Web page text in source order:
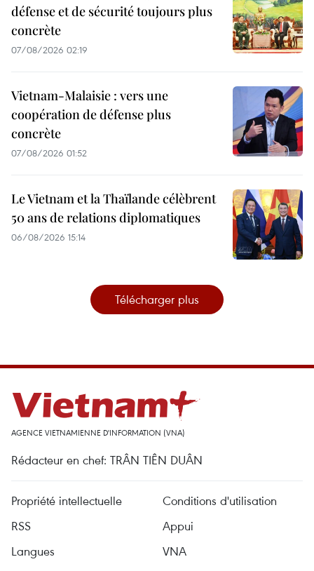
défense et de sécurité toujours plus
concrète
07/08/2026 02:19
Vietnam-Malaisie : vers une
coopération de défense plus
concrète
07/08/2026 01:52
Le Vietnam et la Thaïlande célèbrent
50 ans de relations diplomatiques
06/08/2026 15:14
Télécharger plus
AGENCE VIETNAMIENNE D'INFORMATION (VNA)
Rédacteur en chef: TRÂN TIÊN DUÂN
Propriété intellectuelle
Conditions d'utilisation
RSS
Appui
Langues
VNA